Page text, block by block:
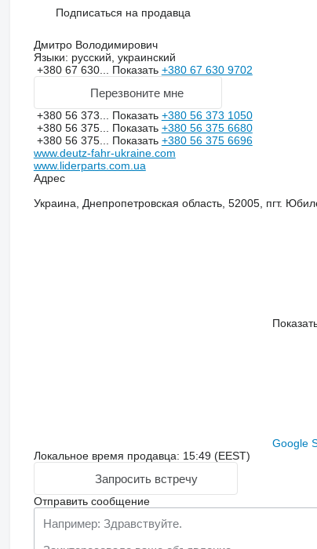
Подписаться на продавца
Дмитро Володимирович
Языки: русский, украинский
+380 67 630... Показать +380 67 630 9702
Перезвоните мне
+380 56 373... Показать +380 56 373 1050
+380 56 375... Показать +380 56 375 6680
+380 56 375... Показать +380 56 375 6696
www.deutz-fahr-ukraine.com
www.liderparts.com.ua
Адрес
Украина, Днепропетровская область, 52005, пгт.
Google
Локальное время продавца: 15:49 (EEST)
Запросить встречу
Отправить сообщение